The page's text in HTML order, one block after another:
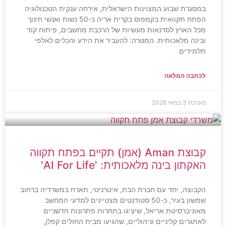
במסגרת שבוע המצוינות הישראלית, אירחה ענקית הטכנולוגיה
הפתח תקוואית בקמפוס בקרית אריה כ-50 נשות ואנשי חינוך
מכל הארץ לסדנאות מעשיות של הרכבת מחשבים, פיתוח קוד
ובינה מלאכותית. המטרה: להעביר את הידע והכלים לאלפי
תלמידים
לכתבה המלאה
מערכת 3 במאי 2026
קבוצת Aman (אמן) תקיים בפתח תקווה
האקתון בינה מלאכותית: 'AI For Life'
הקבוצה, יחד עם חברת הבת, איטרניטי, תארח במשרדיה ברחוב
שמשון בעיר, כ-50 סטודנטים מצטיינים למדעי המחשב
מאוניברסיטת אריאל, שיציגו בתחרות פתרונות חדשניים
לאתגרים קליניים וניהוליים, שהגיעו מבית החולים קפלן,